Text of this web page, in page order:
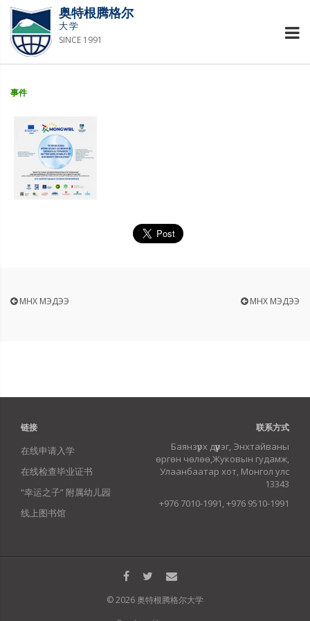
奥特根腾格尔
大学
SINCE 1991
事件
ӨМНӨХ МЭДЭЭ ӨМНӨХ МЭДЭЭ
链接
在线申请入学
在线检查毕业证书
“幸运之子” 附属幼儿园
线上图书馆
联系方式
Баянзүрх дүүрэг, Энхтайваны
өргөн чөлөө,Жуковын гудамж,
Улаанбаатар хот, Монгол улс
13343
+976 7010-1991, +976 9510-1991
© 2026 奥特根腾格尔大学